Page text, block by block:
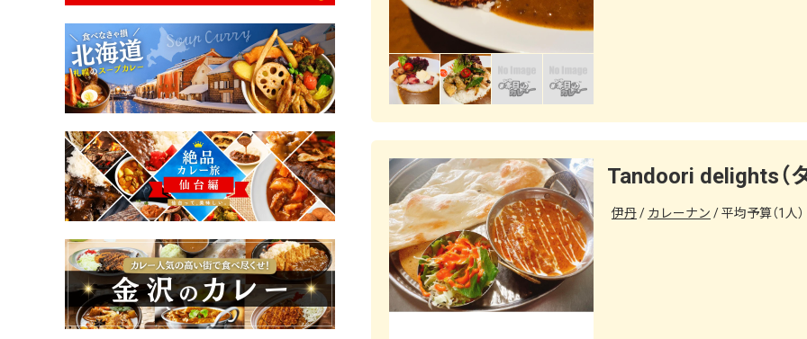
Tandoori delights（
伊丹 カレーナン 平均予算（1人